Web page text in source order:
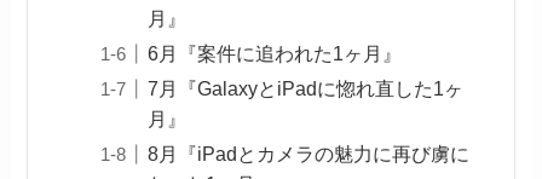
月』
6月『案件に追われた1ヶ月』
7月『GalaxyとiPadに惚れ直した1ヶ
月』
8月『iPadとカメラの魅力に再び虜に